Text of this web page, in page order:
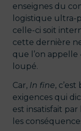
enseignes du
logistique ultra-
celle-ci soit
cette dernière
que l’on
loupé.
Car, In fine,
exigences qui
est insatisfait par
les